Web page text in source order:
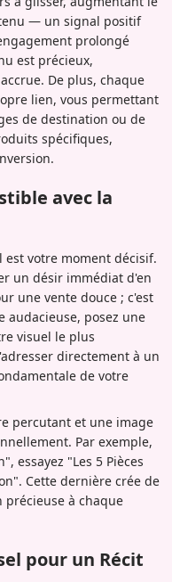
— un signal positif
prolongé
est précieux,
De plus, chaque
lien, vous permettant
de destination ou de
spécifiques,
avec la
est votre moment décisif.
un désir immédiat d'en
une vente douce ; c'est
audacieuse, posez une
visuel le plus
directement à un
de votre
percutant et une image
Par exemple,
essayez "Les 5 Pièces
Cette dernière crée de
à chaque
pour un Récit